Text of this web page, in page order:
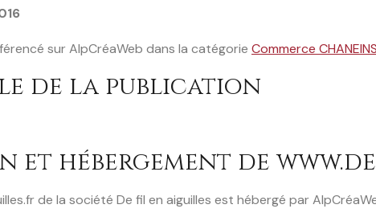
sur AlpCréaWeb dans la catégorie Commerce CHANEINS
de la publication
et hébergement de
de la société De fil en aiguilles est hébergé par